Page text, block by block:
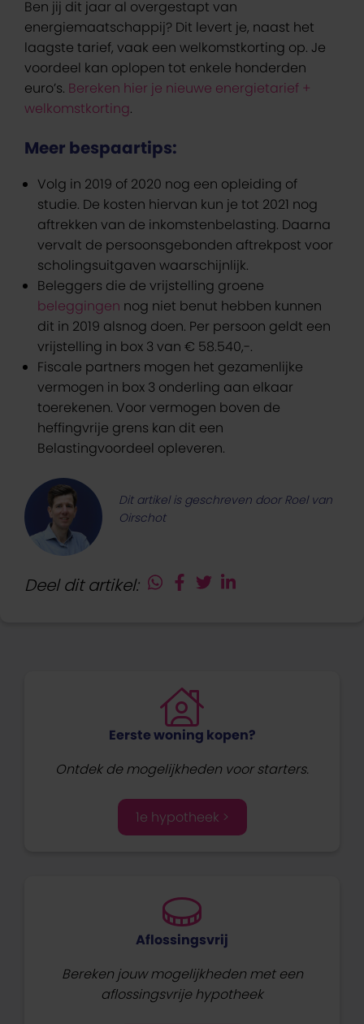
Ben jij dit jaar al overgestapt van
energiemaatschappij? Dit levert je, naast het
laagste tarief, vaak een welkomstkorting op. Je
voordeel kan oplopen tot enkele honderden
euro’s. Bereken hier je nieuwe energietarief +
welkomstkorting.
Meer bespaartips:
Volg in 2019 of 2020 nog een opleiding of
studie. De kosten hiervan kun je tot 2021 nog
aftrekken van de inkomstenbelasting. Daarna
vervalt de persoonsgebonden aftrekpost voor
scholingsuitgaven waarschijnlijk.
Beleggers die de vrijstelling groene
beleggingen nog niet benut hebben kunnen
dit in 2019 alsnog doen. Per persoon geldt een
vrijstelling in box 3 van € 58.540,-.
Fiscale partners mogen het gezamenlijke
vermogen in box 3 onderling aan elkaar
toerekenen. Voor vermogen boven de
heffingvrije grens kan dit een
Belastingvoordeel opleveren.
Dit artikel is geschreven door Roel van
Oirschot
Deel dit artikel:
Eerste woning kopen?
Ontdek de mogelijkheden voor starters.
1e hypotheek >
Aflossingsvrij
Bereken jouw mogelijkheden met een
aflossingsvrije hypotheek